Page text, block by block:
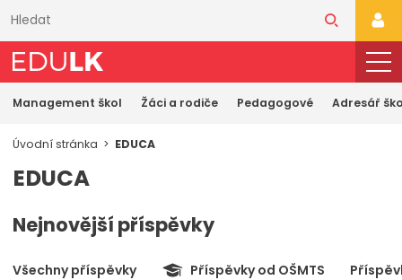
obsahu
Management škol Žáci a rodiče Pedagogové Adresář
Úvodní stránka EDUCA
EDUCA
Nejnovější příspěvky
Všechny příspěvky Příspěvky od OŠMTS